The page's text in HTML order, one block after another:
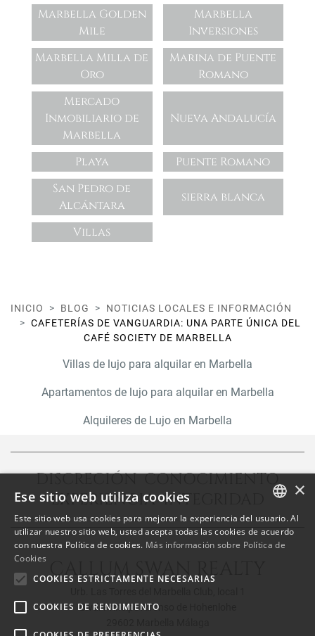
Marbella Golden
Mile
Marbella
Inversiones
Marbella Milla de
Oro
Marina de Puente
Romano
Mercado
Inmobiliario de
Marbella
Nueva Andalucía
Playa
Puente Romano
San Pedro de
Alcántara
sierra blanca
Villas
INICIO BLOG
NOTICIAS LOCALES E INFORMACIÓN
CAFETERÍAS DE VANGUARDIA: UNA PARTE ÚNICA DEL
CAFÉ SOCIETY DE MARBELLA
Villas de lujo para alquilar en Marbella
Apartamentos de lujo para alquilar en Marbella
Alquileres de Lujo en Marbella
DISCRECIÓN CONOCIMIENTO
EXPERIENCIA INTEGRIDAD
CALLUM SWAN REALTY
Blvd. Principe Alfonso de Hohenlohe
ENGLISH
SPANISH
×
Ese sitio web utiliza cookies
Este sitio web usa cookies para mejorar la experiencia del usuario. Al
utilizar nuestro sitio web, usted acepta todas las cookies de acuerdo
con nuestra Política de cookies. Más información sobre Política de
Cookies
COOKIES ESTRICTAMENTE NECESARIAS
COOKIES DE RENDIMIENTO